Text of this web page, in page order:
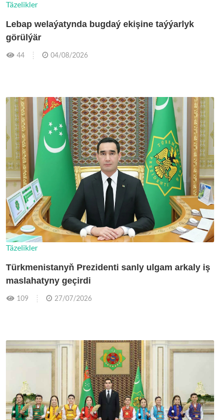
Täzelikler
Lebap welaýatynda bugdaý ekişine taýýarlyk
görülýär
44 04/08/2026
Täzelikler
Türkmenistanyň Prezidenti sanly ulgam arkaly iş
maslahatyny geçirdi
109 27/07/2026